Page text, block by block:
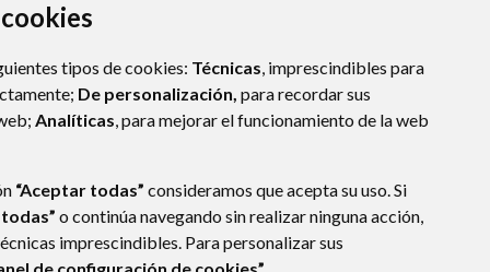
tipos de cookies: Técnicas, imprescindibles para
De personalización, para recordar sus
Analíticas, para mejorar el funcionamiento de la web
“Aceptar todas” consideramos que acepta su uso. Si
o continúa navegando sin realizar ninguna acción,
imprescindibles. Para personalizar sus